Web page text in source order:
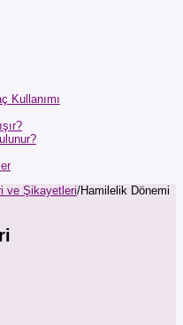
Kullanımı
ve Şikayetleri/Hamilelik Dönemi